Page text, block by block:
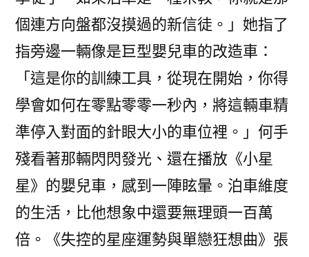
個連方向盤都沒摸過的新信徒。」她指了
指旁邊一輛像是巨型嬰兒車的改造車：
「這是你的訓練工具，從現在開始，你得
學會如何在零點零零一秒內，將這輛車精
準停入對面的針眼大小的車位裡。」何手
殘看著那輛閃閃發光、還在播放《小星
星》的嬰兒車，感到一陣眩暈。泊車維度
的生活，比他想象中還要無理頭一百萬
倍。《失控的星座運勢與單戀狂想曲》張